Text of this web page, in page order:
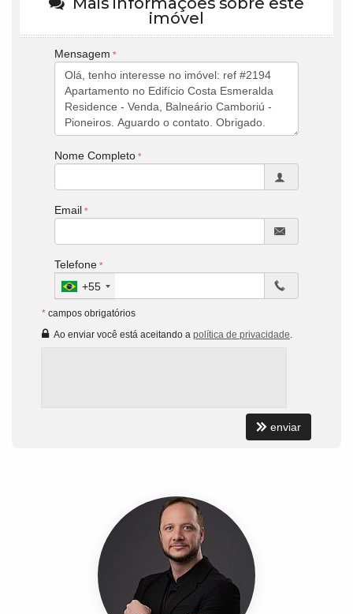
imóvel
Mensagem
Nome Completo
Email
Telefone
+55
* campos obrigatórios
Ao enviar você está aceitando a política de privacidade
enviar